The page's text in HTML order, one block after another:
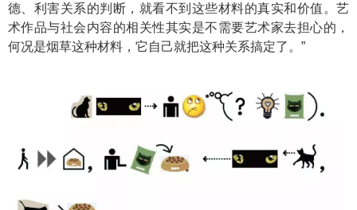
德、利害关系的判断，就看不到这些材料的真实和价值。艺
术作品与社会内容的相关性其实是不需要艺术家去担心的，
何况是烟草这种材料，它自己就把这种关系搞定了。”